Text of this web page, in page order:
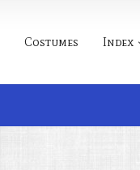
Costumes Index